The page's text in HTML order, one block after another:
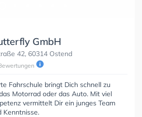
GmbH
42, 60314 Ostend
Fahrschule bringt Dich schnell zu
Motorrad oder das Auto. Mit viel
vermittelt Dir ein junges Team
Kenntnisse.